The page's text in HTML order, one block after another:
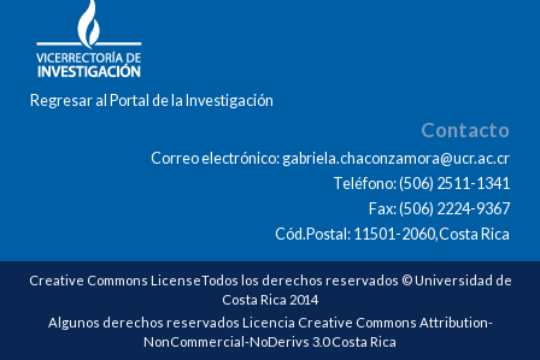
Regresar al Portal de la Investigación
Contacto
Correo electrónico: gabriela.chaconzamora@ucr.ac.cr
Teléfono: (506) 2511-1341
Fax: (506) 2224-9367
Cód.Postal: 11501-2060,Costa Rica
Creative Commons LicenseTodos los derechos reservados © Universidad de
Costa Rica 2014
Algunos derechos reservados Licencia Creative Commons Attribution-
NonCommercial-NoDerivs 3.0 Costa Rica